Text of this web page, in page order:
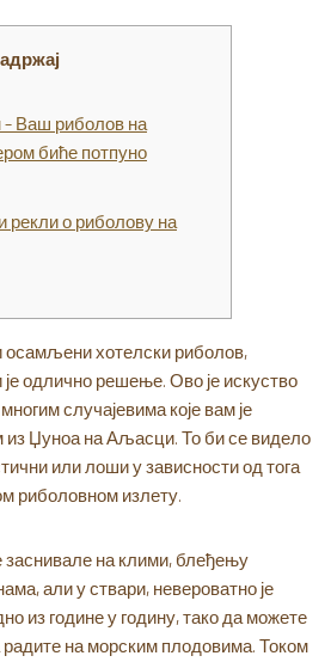
– Ваш риболов на
биће потпуно
рекли о риболову на
осамљени хотелски риболов,
је одлично решење. Ово је искуство
случајевима које вам је
из Џуноа на Аљасци. То би се видело
или лоши у зависности од тога
риболовном излету.
заснивале на клими, блеђењу
али у ствари, невероватно је
из године у годину, тако да можете
радите на морским плодовима. Током